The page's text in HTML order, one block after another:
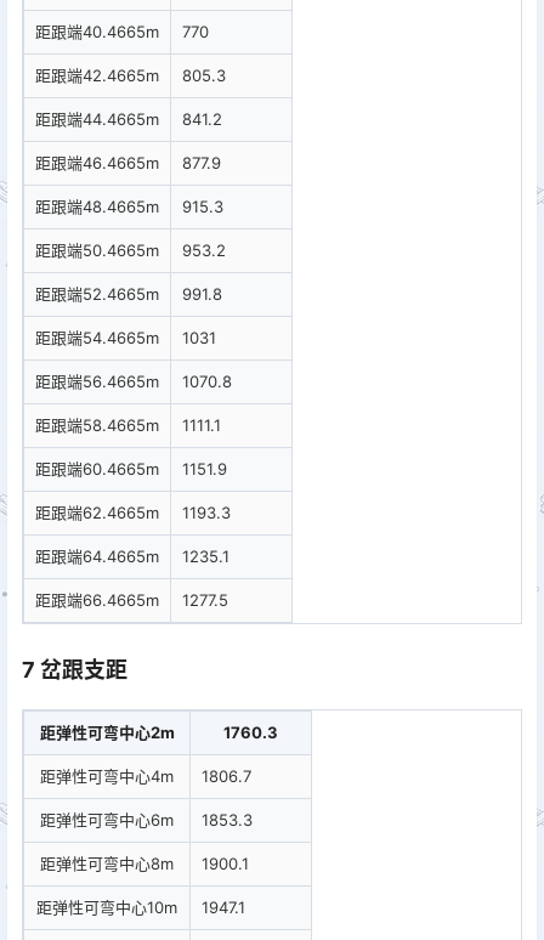
距跟端40.4665m 770
距跟端42.4665m 805.3
距跟端44.4665m 841.2
距跟端46.4665m 877.9
距跟端48.4665m 915.3
距跟端50.4665m 953.2
距跟端52.4665m 991.8
距跟端54.4665m 1031
距跟端56.4665m 1070.8
距跟端58.4665m 1111.1
距跟端60.4665m 1151.9
距跟端62.4665m 1193.3
距跟端64.4665m 1235.1
距跟端66.4665m 1277.5
7 岔跟支距
距弹性可弯中心2m 1760.3
距弹性可弯中心4m 1806.7
距弹性可弯中心6m 1853.3
距弹性可弯中心8m 1900.1
距弹性可弯中心10m 1947.1